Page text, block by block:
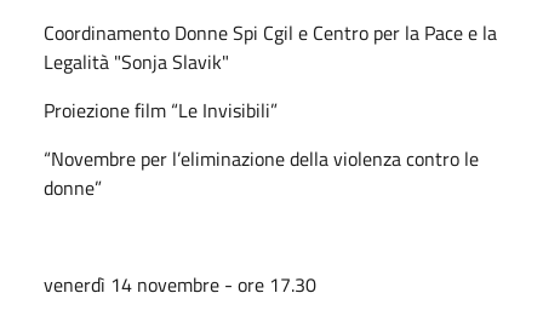
Coordinamento Donne Spi Cgil e Centro per la Pace e la
Legalità "Sonja Slavik"
Proiezione film “Le Invisibili”
“Novembre per l’eliminazione della violenza contro le
donne”
venerdì 14 novembre - ore 17.30